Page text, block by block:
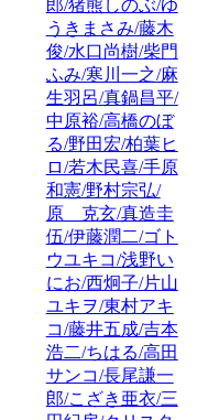
郎/猪熊しのぶ/ゆ
うきまさみ/藤木
俊/水口尚樹/柴門
ふみ/寒川一之/麻
生羽呂/真鍋昌平/
中原裕/高橋のぼ
る/野田宏/柏葉ヒ
ロ/若木民喜/手原
和憲/野村宗弘/
原 克玄/真造圭
伍/伊藤潤二/ゴト
ウユキコ/浅野い
にお/西炯子/片山
ユキヲ/東村アキ
コ/藤井五成/吉本
浩二/ちはる/高田
サンコ/長尾謙一
郎/こざき亜衣/三